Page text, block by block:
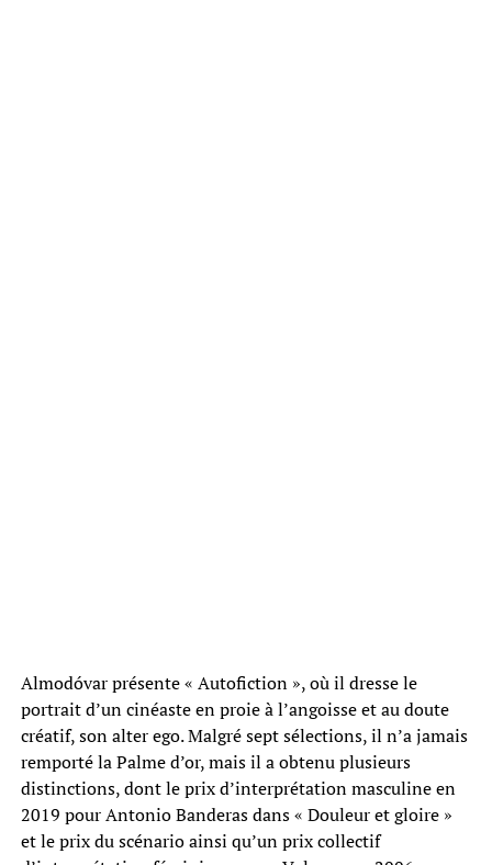
Almodóvar présente « Autofiction », où il dresse le
portrait d’un cinéaste en proie à l’angoisse et au doute
créatif, son alter ego. Malgré sept sélections, il n’a jamais
remporté la Palme d’or, mais il a obtenu plusieurs
distinctions, dont le prix d’interprétation masculine en
2019 pour Antonio Banderas dans « Douleur et gloire »
et le prix du scénario ainsi qu’un prix collectif